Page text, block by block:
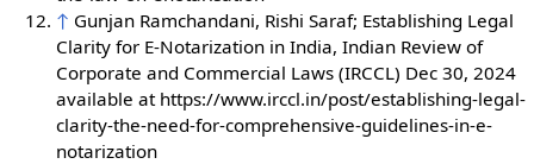
↑ Gunjan Ramchandani, Rishi Saraf; Establishing Legal
Clarity for E-Notarization in India, Indian Review of
Corporate and Commercial Laws (IRCCL) Dec 30, 2024
available at https://www.irccl.in/post/establishing-legal-
clarity-the-need-for-comprehensive-guidelines-in-e-
notarization